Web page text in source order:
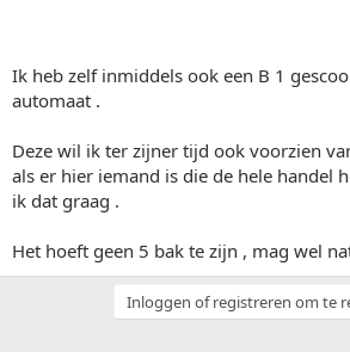
Ik heb zelf inmiddels ook een B 1
automaat .
Deze wil ik ter zijner tijd ook voorzien
als er hier iemand is die de hele handel
ik dat graag .
Het hoeft geen 5 bak te zijn , mag wel
Inloggen of registreren om te